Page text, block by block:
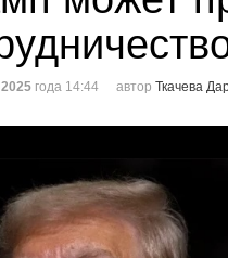
года 14:44 автор Ткачева